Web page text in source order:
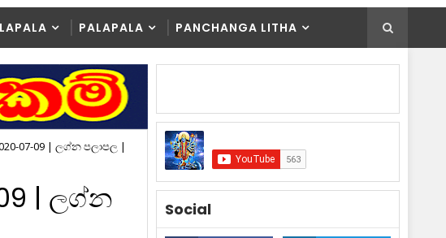
PALAPALA PANCHANGA LITHA
07-09 | ලග්න පලාපල |
| ලග්න
Social